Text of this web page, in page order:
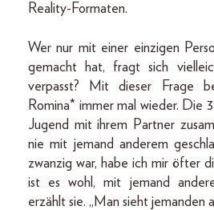
Reality-Formaten.
Wer nur mit einer einzigen
gemacht hat, fragt sich
verpasst? Mit dieser Frage
Romina* immer mal wieder. Die
Jugend mit ihrem Partner
nie mit jemand anderem
zwanzig war, habe ich mir öfter
ist es wohl, mit jemand
erzählt sie. „Man sieht jemanden